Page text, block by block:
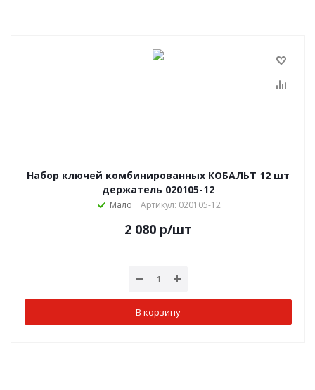
Набор ключей комбинированных КОБАЛЬТ 12 шт
держатель 020105-12
Мало Артикул: 020105-12
2 080 р/шт
В корзину